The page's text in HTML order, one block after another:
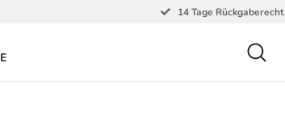
14 Tage Rückgaberecht